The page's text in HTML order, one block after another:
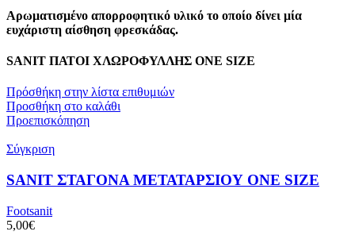
Aρωματισμένο απορροφητικό υλικό το οποίο δίνει μία
ευχάριστη αίσθηση φρεσκάδας.
SANIT ΠΑΤΟΙ ΧΛΩΡΟΦΥΛΛΗΣ ΟΝΕ SIZE
Πρόσθήκη στην λίστα επιθυμιών
Προσθήκη στο καλάθι
Προεπισκόπηση
Σύγκριση
SANIT ΣΤΑΓΟΝΑ ΜΕΤΑΤΑΡΣΙΟΥ ΟΝΕ SIZE
Footsanit
5,00€